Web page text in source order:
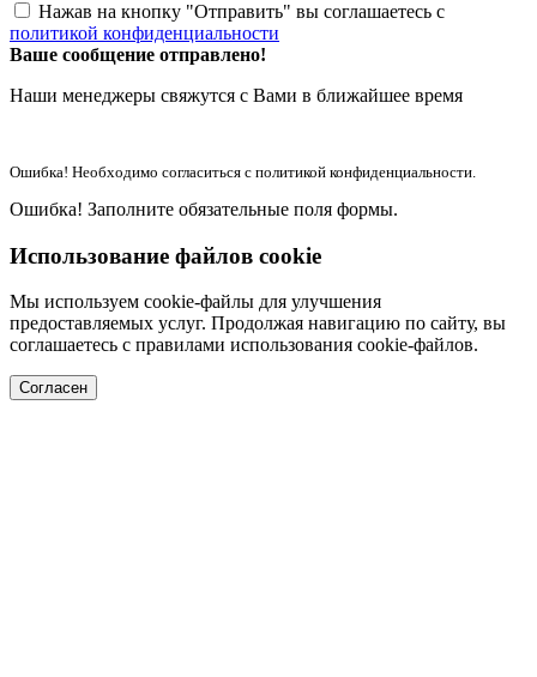
Нажав на кнопку "Отправить" вы соглашаетесь с
политикой конфиденциальности
Ваше сообщение отправлено!
Наши менеджеры свяжутся с Вами в ближайшее время
Ошибка! Необходимо согласиться с политикой конфиденциальности.
Ошибка! Заполните обязательные поля формы.
Использование файлов cookie
Мы используем cookie-файлы для улучшения
предоставляемых услуг. Продолжая навигацию по сайту, вы
соглашаетесь с правилами использования cookie-файлов.
Согласен